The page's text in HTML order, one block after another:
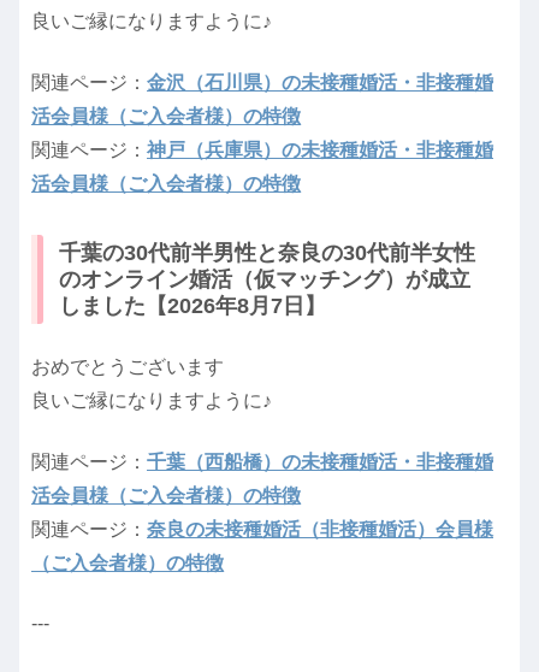
良いご縁になりますように♪
関連ページ： 金沢（石川県）の未接種婚活・非接種婚
活会員様（ご入会者様）の特徴
関連ページ： 神戸（兵庫県）の未接種婚活・非接種婚
活会員様（ご入会者様）の特徴
千葉の30代前半男性と奈良の30代前半女性
のオンライン婚活（仮マッチング）が成立
しました【2026年8月7日】
おめでとうございます
良いご縁になりますように♪
関連ページ： 千葉（西船橋）の未接種婚活・非接種婚
活会員様（ご入会者様）の特徴
関連ページ： 奈良の未接種婚活（非接種婚活）会員様
（ご入会者様）の特徴
---